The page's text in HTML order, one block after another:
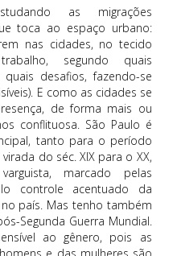
as migrações
toca ao espaço urbano:
nas cidades, no tecido
segundo quais
desafios, fazendo-se
E como as cidades se
de forma mais ou
conflituosa. São Paulo é
tanto para o período
do séc. XIX para o XX,
marcado pelas
controle acentuado da
país. Mas tenho também
Segunda Guerra Mundial.
ao gênero, pois as